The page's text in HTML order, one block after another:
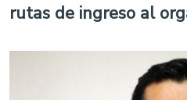
rutas de ingreso al